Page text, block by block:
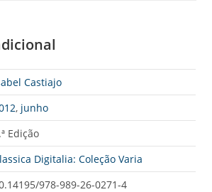
Castiajo
, junho
Edição
Digitalia: Coleção Varia
978-989-26-0271-4